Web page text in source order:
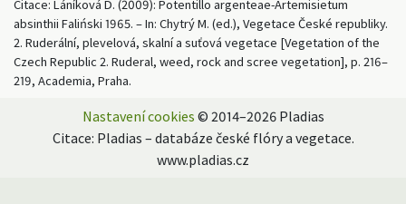
Citace: Láníková D. (2009): Potentillo argenteae-Artemisietum
absinthii Faliński 1965. – In: Chytrý M. (ed.), Vegetace České republiky.
2. Ruderální, plevelová, skalní a suťová vegetace [Vegetation of the
Czech Republic 2. Ruderal, weed, rock and scree vegetation], p. 216–
219, Academia, Praha.
Nastavení cookies © 2014–2026 Pladias
Citace: Pladias – databáze české flóry a vegetace.
www.pladias.cz